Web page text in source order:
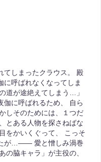
てしまったクラウス。 殿
に呼ばれなくなってしま
道が途絶えてしまう…」
伽に呼ばれるため、 自ら
しそのためには、１つだ
とある人物を探さねばな
をかいくぐって、 こっそ
が…―― 愛と憎しみ渦巻
の脇キャラ」が主役の、